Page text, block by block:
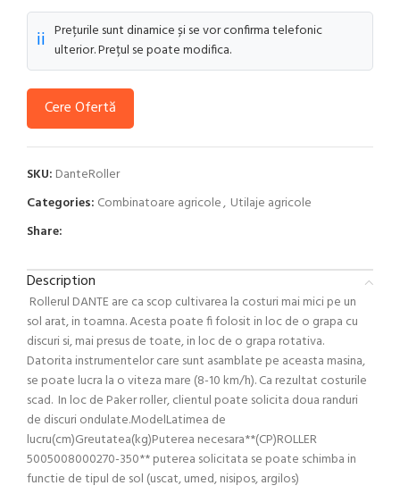
ℹ️ Prețurile sunt dinamice și se vor confirma telefonic
ulterior. Prețul se poate modifica.
Cere Ofertă
SKU: DanteRoller
Categories: Combinatoare agricole, Utilaje agricole
Share:
Description
Rollerul DANTE are ca scop cultivarea la costuri mai mici pe un
sol arat, in toamna. Acesta poate fi folosit in loc de o grapa cu
discuri si, mai presus de toate, in loc de o grapa rotativa.
Datorita instrumentelor care sunt asamblate pe aceasta masina,
se poate lucra la o viteza mare (8-10 km/h). Ca rezultat costurile
scad. In loc de Paker roller, clientul poate solicita doua randuri
de discuri ondulate.ModelLatimea de
lucru(cm)Greutatea(kg)Puterea necesara**(CP)ROLLER
5005008000270-350** puterea solicitata se poate schimba in
functie de tipul de sol (uscat, umed, nisipos, argilos)